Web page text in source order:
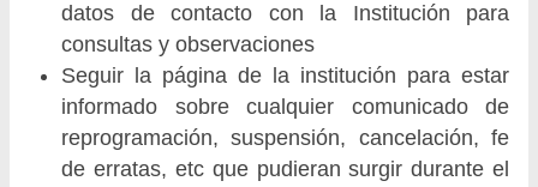
datos de contacto con la Institución para
consultas y observaciones
Seguir la página de la institución para estar
informado sobre cualquier comunicado de
reprogramación, suspensión, cancelación, fe
de erratas, etc que pudieran surgir durante el